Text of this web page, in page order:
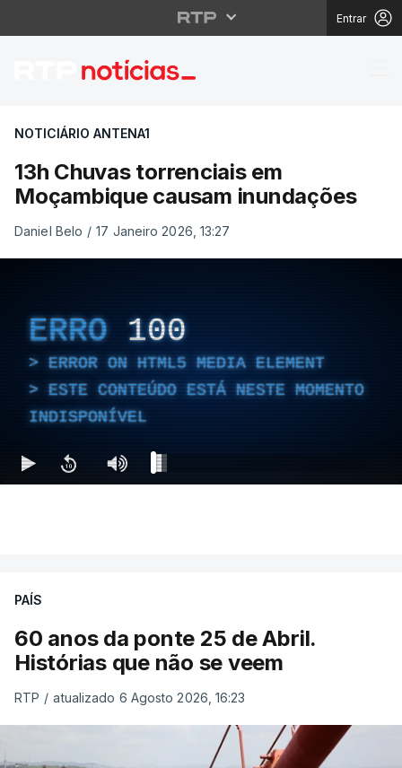
Entrar
13h Chuvas
NOTICIÁRIO ANTENA1
13h Chuvas torrenciais em
Moçambique causam inundações
Daniel Belo / 17 Janeiro 2026, 13:27
ERRO 100
ERROR ON HTML5 MEDIA ELEMENT
ESTE CONTEÚDO ESTÁ NESTE MOMENTO
INDISPONÍVEL
PAÍS
60 anos da ponte 25 de Abril.
Histórias que não se veem
RTP / atualizado 6 Agosto 2026, 16:23